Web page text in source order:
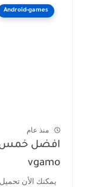
Android-games
منذ عام
افضل خمس
vgamo
يمكنك الأن